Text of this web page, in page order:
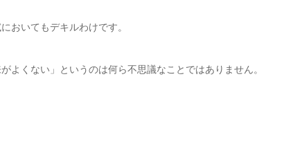
おいてもデキルわけです。
よくない」というのは何ら不思議なことではありません。